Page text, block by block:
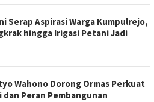
Serap Aspirasi Warga Kumpulrejo,
hingga Irigasi Petani Jadi
Wahono Dorong Ormas Perkuat
dan Peran Pembangunan